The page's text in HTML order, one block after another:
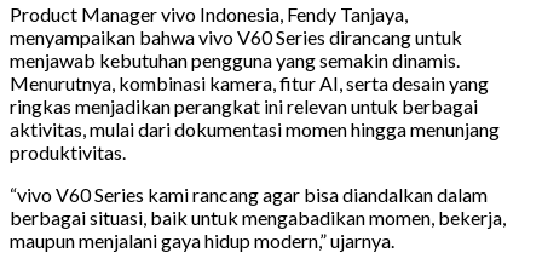
Product Manager vivo Indonesia, Fendy Tanjaya,
menyampaikan bahwa vivo V60 Series dirancang untuk
menjawab kebutuhan pengguna yang semakin dinamis.
Menurutnya, kombinasi kamera, fitur AI, serta desain yang
ringkas menjadikan perangkat ini relevan untuk berbagai
aktivitas, mulai dari dokumentasi momen hingga menunjang
produktivitas.
“vivo V60 Series kami rancang agar bisa diandalkan dalam
berbagai situasi, baik untuk mengabadikan momen, bekerja,
maupun menjalani gaya hidup modern,” ujarnya.